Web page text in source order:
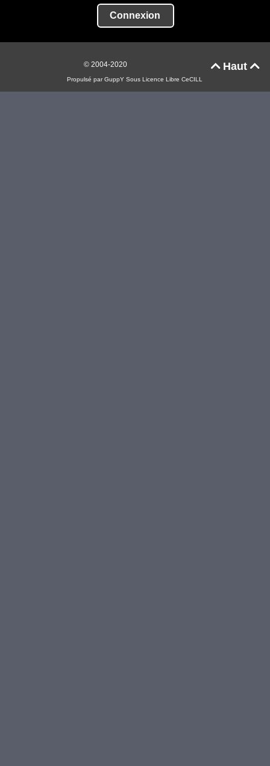
Connexion
Haut 
© 2004-2020
Propulsé par GuppYSous Licence Libre CeCILL